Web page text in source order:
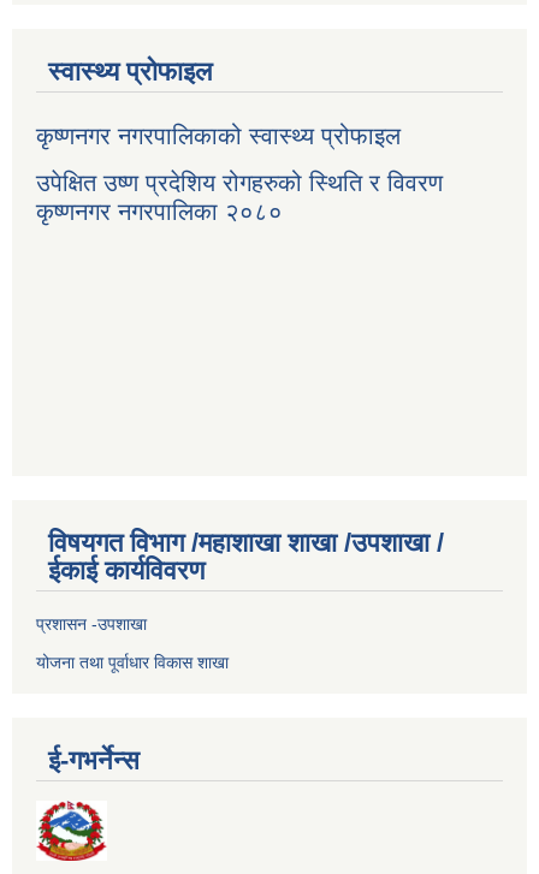
स्वास्थ्य प्रोफाइल
कृष्णनगर नगरपालिकाको स्वास्थ्य प्रोफाइल
उपेक्षित उष्ण प्रदेशिय रोगहरुको स्थिति र विवरण
कृष्णनगर नगरपालिका २०८०
विषयगत विभाग /महाशाखा शाखा /उपशाखा /
ईकाई कार्यविवरण
प्रशासन -उपशाखा
योजना तथा पूर्वाधार विकास शाखा
ई-गभर्नेन्स